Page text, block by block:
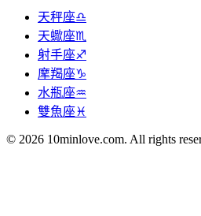
天秤座♎
天蠍座♏
射手座♐
摩羯座♑
水瓶座♒
雙魚座♓
© 2026 10minlove.com. All rights